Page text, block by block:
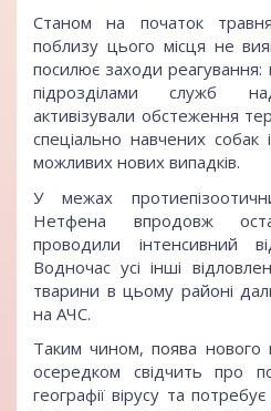
Станом на початок
поблизу цього місця не
посилює заходи реагування:
підрозділами служб
активізували обстеження
спеціально навчених собак
можливих нових випадків.
У межах
Нетфена впродовж
проводили інтенсивний
Водночас усі інші
тварини в цьому районі
на АЧС.
Таким чином, поява нового
осередком свідчить про
географії вірусу та